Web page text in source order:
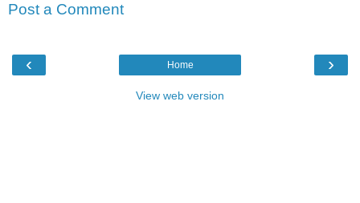
Post a Comment
‹ ›
Home
View web version